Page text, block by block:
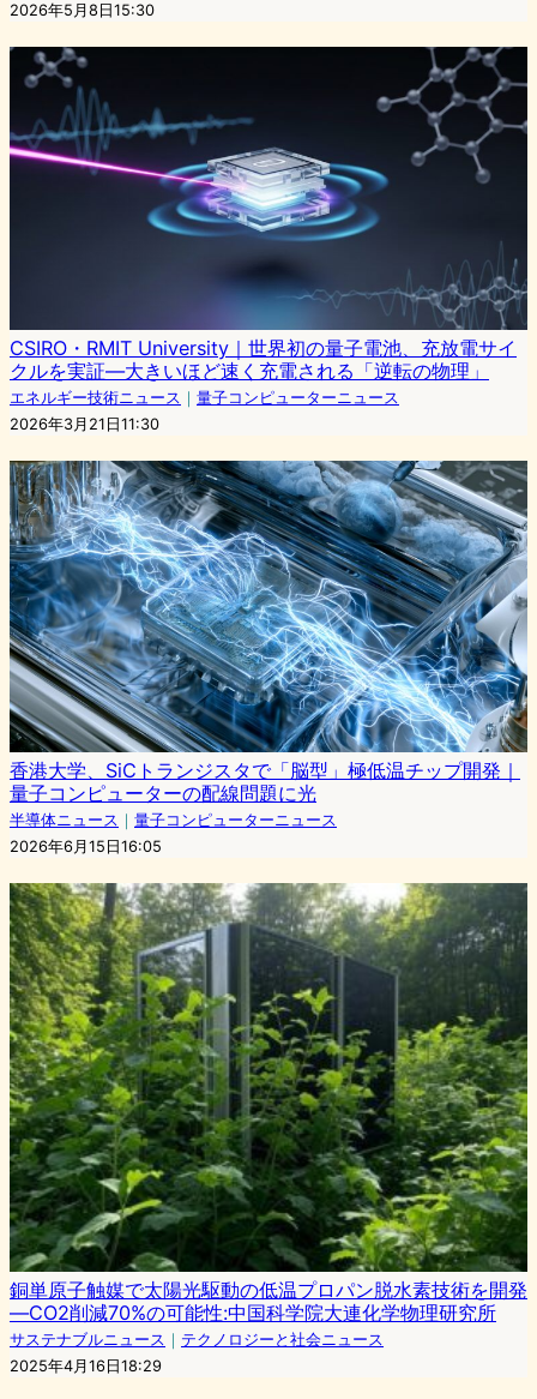
2026年5月8日15:30
CSIRO・RMIT University｜世界初の量子電池、充放電サイ
クルを実証—大きいほど速く充電される「逆転の物理」
エネルギー技術ニュース ｜ 量子コンピューターニュース
2026年3月21日11:30
香港大学、SiCトランジスタで「脳型」極低温チップ開発｜
量子コンピューターの配線問題に光
半導体ニュース ｜ 量子コンピューターニュース
2026年6月15日16:05
銅単原子触媒で太陽光駆動の低温プロパン脱水素技術を開発
—CO2削減70%の可能性:中国科学院大連化学物理研究所
サステナブルニュース ｜ テクノロジーと社会ニュース
2025年4月16日18:29